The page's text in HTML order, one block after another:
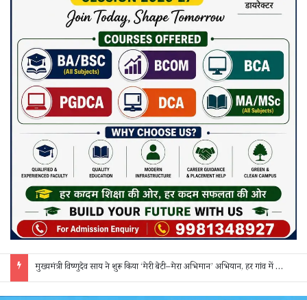
मुख्यमंत्री विष्णुदेव साय ने शुरू किया ‘मेरी बेटी–मेरा अभिमान’ अभियान, हर गांव में मुक्तिधाम और हर स्कूल में बालिका शौचालय